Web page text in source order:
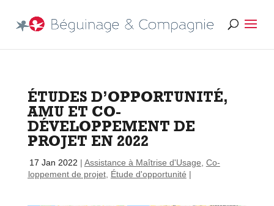
ÉTUDES D’OPPORTUNITÉ,
AMU ET CO-
DÉVELOPPEMENT DE
PROJET EN 2022
17 Jan 2022 | Assistance à Maîtrise d'Usage Co-
développement de projet, Étude d'opportunité |